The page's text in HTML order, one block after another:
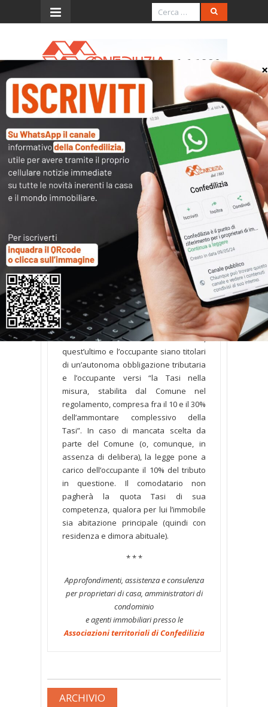
Menu
Quota Tasi in caso di
comodato
Quesito
In caso di comodato a soggetti non
aventi alcuna parentela con il
proprietario dell’immobile, qual è la
percentuale della Tasi che il Comune
può porre a loro carico?
La disciplina della Tasi stabilisce che,
qualora l’unità immobiliare sia
occupata da un soggetto diverso dal
titolare del diritto reale sulla stessa,
quest’ultimo e l’occupante siano titolari
di un’autonoma obbligazione tributaria
e l’occupante versi “la Tasi nella
misura, stabilita dal Comune nel
regolamento, compresa fra il 10 e il 30%
dell’ammontare complessivo della
Tasi”. In caso di mancata scelta da
parte del Comune (o, comunque, in
assenza di delibera), la legge pone a
carico dell’occupante il 10% del tributo
in questione. Il comodatario non
pagherà la quota Tasi di sua
competenza, qualora per lui l’immobile
sia abitazione principale (quindi con
residenza e dimora abituale).
* * *
Approfondimenti, assistenza e consulenza
per proprietari di casa, amministratori di
condominio
e agenti immobiliari presso le
Associazioni territoriali di Confedilizia
ARCHIVIO